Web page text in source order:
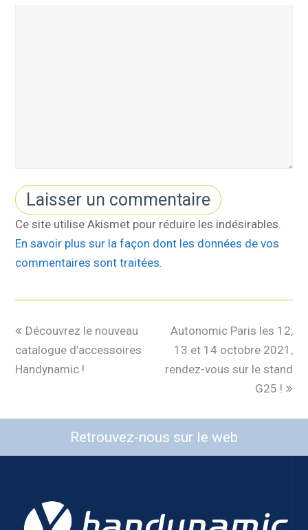
Ce site utilise Akismet pour réduire les indésirables.
En savoir plus sur la façon dont les données de vos
commentaires sont traitées.
Découvrez le nouveau
catalogue d’accessoires
Handynamic !
Autonomic Paris les 12,
13 et 14 octobre 2021,
rendez-vous sur le stand
G25 !
Retrouvez-nous sur le web